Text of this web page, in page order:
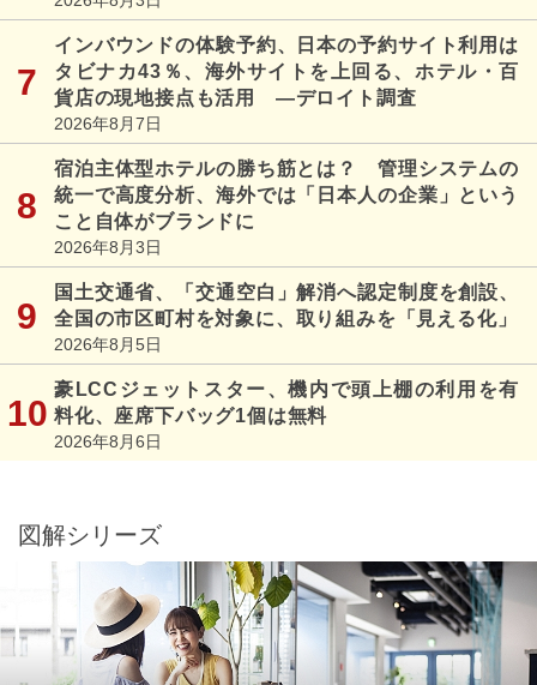
インバウンドの体験予約、日本の予約サイト利用は
タビナカ43％、海外サイトを上回る、ホテル・百
貨店の現地接点も活用 ―デロイト調査
2026年8月7日
宿泊主体型ホテルの勝ち筋とは？ 管理システムの
統一で高度分析、海外では「日本人の企業」という
こと自体がブランドに
2026年8月3日
国土交通省、「交通空白」解消へ認定制度を創設、
全国の市区町村を対象に、取り組みを「見える化」
2026年8月5日
豪LCCジェットスター、機内で頭上棚の利用を有
料化、座席下バッグ1個は無料
2026年8月6日
図解シリーズ